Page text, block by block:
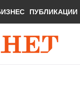
ПУБЛИКАЦИИ